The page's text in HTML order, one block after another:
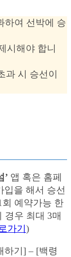
하여 선박에 승
시해야 합니
과 시 승선이
’ 앱 혹은 홈페
입을 해서 승선
예약가능 한
경우 최대 3매
가기 )
하기] – [백령